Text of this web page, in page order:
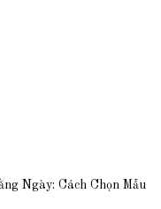
Ngày: Cách Chọn Mẫu